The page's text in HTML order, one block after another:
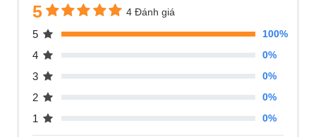
5 4 Đánh giá
5 100%
4 0%
3 0%
2 0%
1 0%